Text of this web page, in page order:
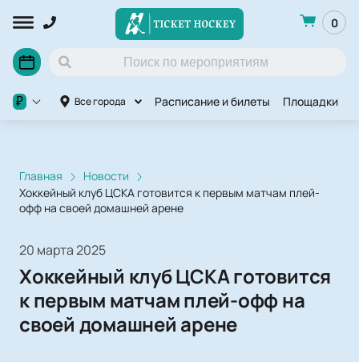
0
Все города Расписание и билеты Площадки
₽
Главная
Новости
Хоккейный клуб ЦСКА готовится к первым матчам плей-
офф на своей домашней арене
20 марта 2025
Хоккейный клуб ЦСКА готовится
к первым матчам плей-офф на
своей домашней арене